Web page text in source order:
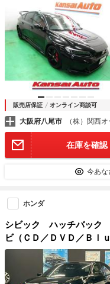
トライト ＬＥＤヘッ
販売店保証 オンライン商談可
大阪府八尾市 （株）関西
在庫を確認
今あな
ホンダ
シビック ハッチバック
ビ（ＣＤ／ＤＶＤ／Ｂｌ
モニター ＥＴＣ クル
ートヒーター ブレーキホ